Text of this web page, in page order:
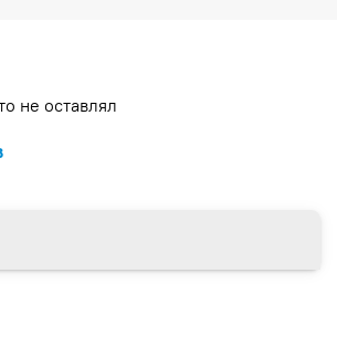
не оставлял